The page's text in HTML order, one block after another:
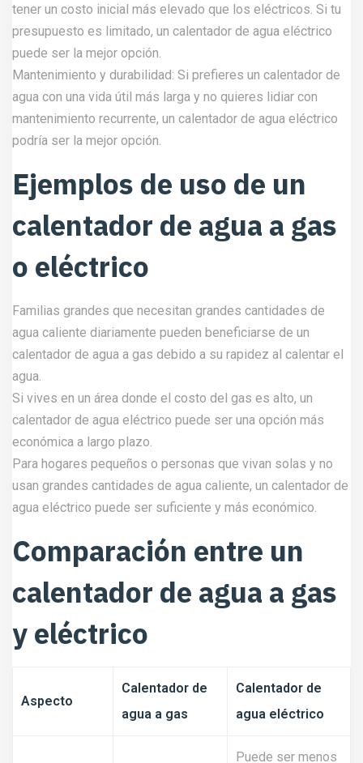
tener un costo inicial más elevado que los eléctricos. Si tu
presupuesto es limitado, un calentador de agua eléctrico
puede ser la mejor opción.
Mantenimiento y durabilidad: Si prefieres un calentador de
agua con una vida útil más larga y no quieres lidiar con
mantenimiento recurrente, un calentador de agua eléctrico
podría ser la mejor opción.
Ejemplos de uso de un
calentador de agua a gas
o eléctrico
Familias grandes que necesitan grandes cantidades de
agua caliente diariamente pueden beneficiarse de un
calentador de agua a gas debido a su rapidez al calentar el
agua.
Si vives en un área donde el costo del gas es alto, un
calentador de agua eléctrico puede ser una opción más
económica a largo plazo.
Para hogares pequeños o personas que vivan solas y no
usan grandes cantidades de agua caliente, un calentador de
agua eléctrico puede ser suficiente y más económico.
Comparación entre un
calentador de agua a gas
y eléctrico
Aspecto
Calentador de
agua a gas
Calentador de
agua eléctrico
Puede ser menos